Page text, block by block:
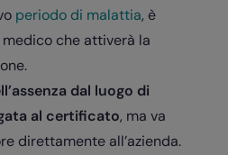
periodo di malattia, è
che attiverà la
dal luogo di
al certificato, ma va
direttamente all’azienda.